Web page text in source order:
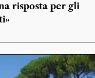
risposta per gli